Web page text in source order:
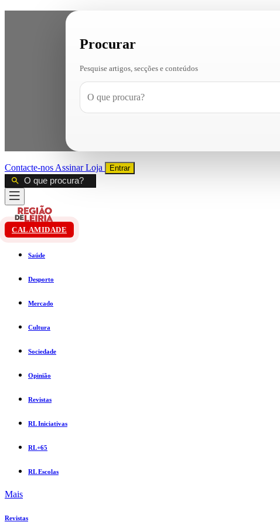
Procurar
Pesquise artigos, secções e conteúdos
Contacte-nos AssinarLoja Entrar
CALAMIDADE
Saúde
Desporto
Mercado
Cultura
Sociedade
Opinião
Revistas
RL Iniciativas
RL+65
RL Escolas
Mais
Revistas